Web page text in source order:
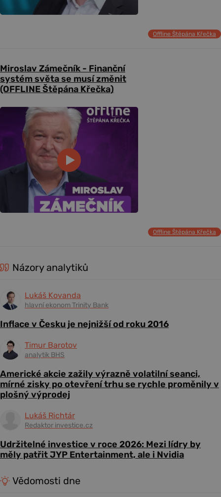
Offline Štěpána Křečka
Miroslav Zámečník - Finanční
systém světa se musí změnit
(OFFLINE Štěpána Křečka)
Offline Štěpána Křečka
Názory analytiků
Lukáš Kovanda
hlavní ekonom Trinity Bank
Inflace v Česku je nejnižší od roku 2016
Timur Barotov
analytik BHS
Americké akcie zažily výrazně volatilní seanci,
mírné zisky po otevření trhu se rychle proměnily v
plošný výprodej
Lukáš Richtár
Redaktor investice.cz
Udržitelné investice v roce 2026: Mezi lídry by
měly patřit JYP Entertainment, ale i Nvidia
Vědomosti dne